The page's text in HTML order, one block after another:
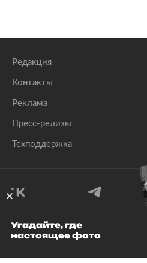
Редакция
Контакты
Реклама
Пресс-релизы
Техподдержка
© 1999–2026 Все
Угадайте, где
настоящее фото